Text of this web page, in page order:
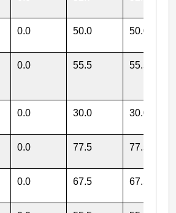
0.0 50.0 50.0
0.0 55.5 55.5
0.0 30.0 30.0
0.0 77.5 77.5
0.0 67.5 67.5